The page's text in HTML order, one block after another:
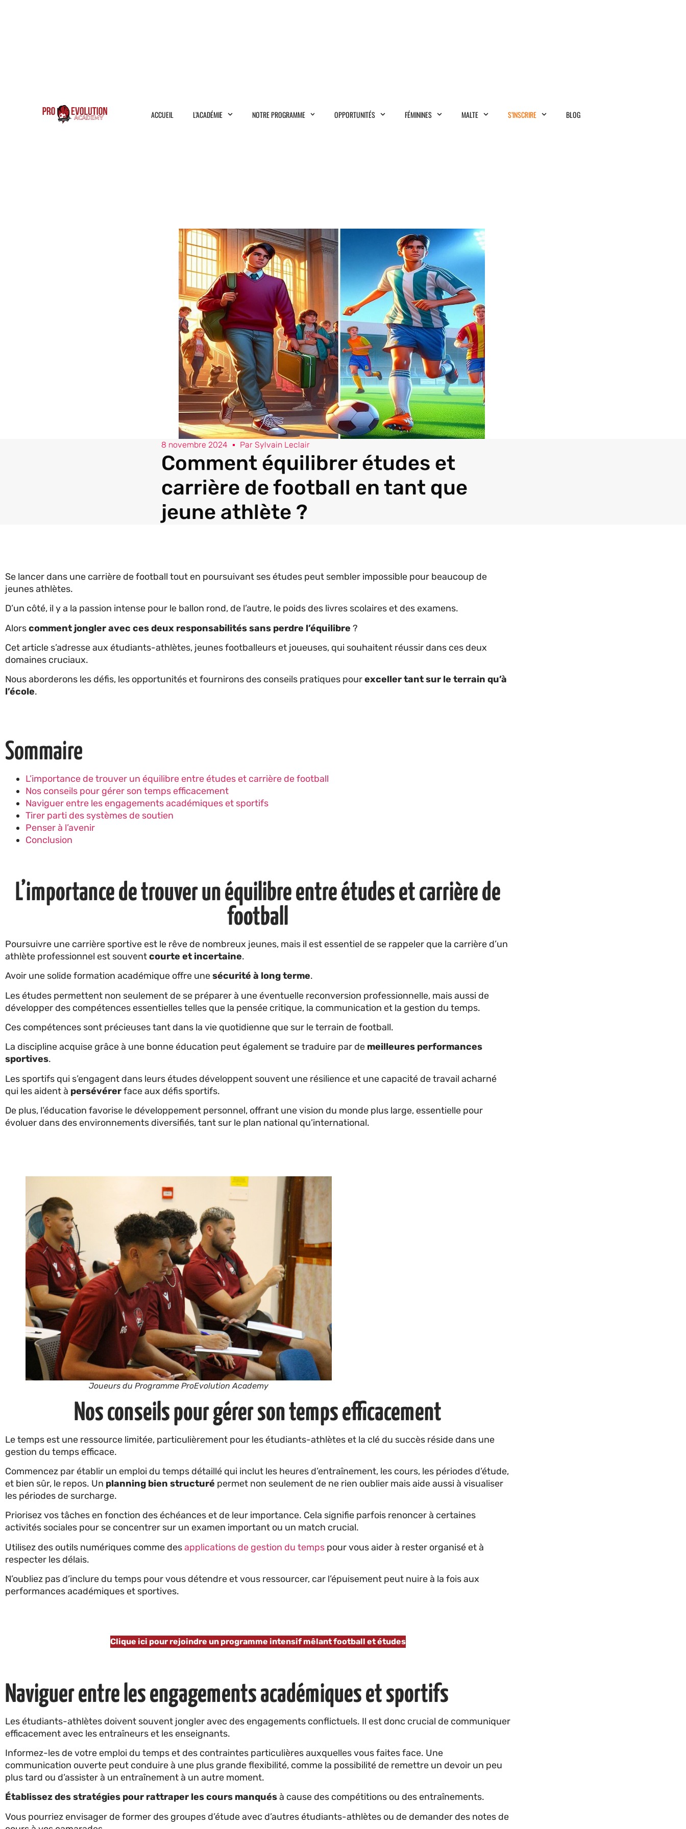
ACCUEIL L’ACADÉMIE NOTRE PROGRAMME OPPORTUNITÉS FÉMININES MALTE S’INSCRIRE BLOG
8 novembre 2024 Par Sylvain Leclair
Comment équilibrer études et
carrière de football en tant que
jeune athlète ?
Se lancer dans une carrière de football tout en poursuivant ses études peut sembler impossible pour beaucoup de
jeunes athlètes.
D’un côté, il y a la passion intense pour le ballon rond, de l’autre, le poids des livres scolaires et des examens.
Alorscomment jongler avec ces deux responsabilités sans perdre l’équilibre ?
Cet article s’adresse aux étudiants-athlètes, jeunes footballeurs et joueuses, qui souhaitent réussir dans ces deux
domaines cruciaux.
Nous aborderons les défis, les opportunités et fournirons des conseils pratiques pourexceller tant sur le terrain qu’à
l’école.
Sommaire
L’importance de trouver un équilibre entre études et carrière de football
Nos conseils pour gérer son temps efficacement
Naviguer entre les engagements académiques et sportifs
Tirer parti des systèmes de soutien
Penser à l’avenir
Conclusion
L’importance de trouver un équilibre entre études et carrière de
football
Poursuivre une carrière sportive est le rêve de nombreux jeunes, mais il est essentiel de se rappeler que la carrière d’un
athlète professionnel est souventcourte et incertaine.
Avoir une solide formation académique offre unesécurité à long terme.
Les études permettent non seulement de se préparer à une éventuelle reconversion professionnelle, mais aussi de
développer des compétences essentielles telles que la pensée critique, la communication et la gestion du temps.
Ces compétences sont précieuses tant dans la vie quotidienne que sur le terrain de football.
La discipline acquise grâce à une bonne éducation peut également se traduire par de meilleures performances
sportives.
Les sportifs qui s’engagent dans leurs études développent souvent une résilience et une capacité de travail acharné
qui les aident à persévérerface aux défis sportifs.
De plus, l’éducation favorise le développement personnel, offrant une vision du monde plus large, essentielle pour
évoluer dans des environnements diversifiés, tant sur le plan national qu’international.
Joueurs du Programme ProEvolution Academy
Nos conseils pour gérer son temps efficacement
Le temps est une ressource limitée, particulièrement pour les étudiants-athlètes et la clé du succès réside dans une
gestion du temps efficace.
Commencez par établir un emploi du temps détaillé qui inclut les heures d’entraînement, les cours, les périodes d’étude,
et bien sûr, le repos. Un planning bien structuré permet non seulement de ne rien oublier mais aide aussi à visualiser
les périodes de surcharge.
Priorisez vos tâches en fonction des échéances et de leur importance. Cela signifie parfois renoncer à certaines
activités sociales pour se concentrer sur un examen important ou un match crucial.
Utilisez des outils numériques comme desapplications de gestion du temps pour vous aider à rester organisé et à
respecter les délais.
N’oubliez pas d’inclure du temps pour vous détendre et vous ressourcer, car l’épuisement peut nuire à la fois aux
performances académiques et sportives.
Clique ici pour rejoindre un programme intensif mêlant football et études
Naviguer entre les engagements académiques et sportifs
Les étudiants-athlètes doivent souvent jongler avec des engagements conflictuels. Il est donc crucial de communiquer
efficacement avec les entraîneurs et les enseignants.
Informez-les de votre emploi du temps et des contraintes particulières auxquelles vous faites face. Une
communication ouverte peut conduire à une plus grande flexibilité, comme la possibilité de remettre un devoir un peu
plus tard ou d’assister à un entraînement à un autre moment.
Établissez des stratégies pour rattraper les cours manquésà cause des compétitions ou des entraînements.
Vous pourriez envisager de former des groupes d’étude avec d’autres étudiants-athlètes ou de demander des notes de